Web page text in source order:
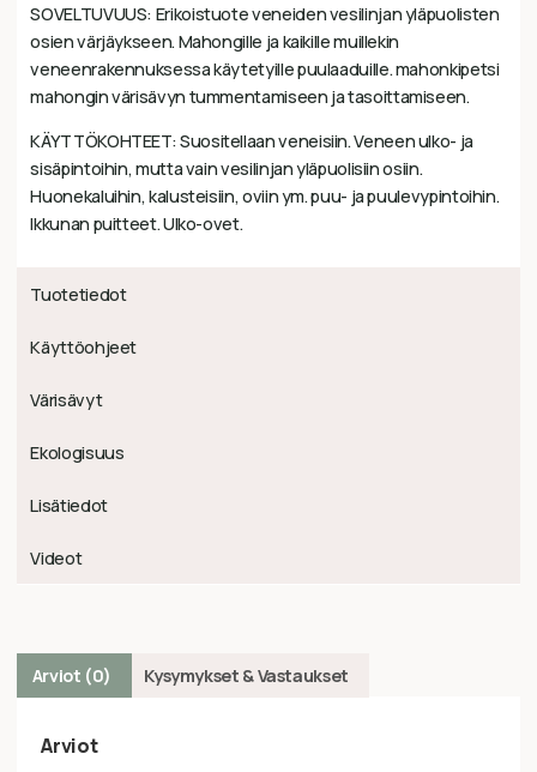
SOVELTUVUUS: Erikoistuote veneiden vesilinjan yläpuolisten
osien värjäykseen. Mahongille ja kaikille muillekin
veneenrakennuksessa käytetyille puulaaduille. mahonkipetsi
mahongin värisävyn tummentamiseen ja tasoittamiseen.
KÄYTTÖKOHTEET: Suositellaan veneisiin. Veneen ulko- ja
sisäpintoihin, mutta vain vesilinjan yläpuolisiin osiin.
Huonekaluihin, kalusteisiin, oviin ym. puu- ja puulevypintoihin.
Ikkunan puitteet. Ulko-ovet.
Tuotetiedot
Käyttöohjeet
Värisävyt
Ekologisuus
Lisätiedot
Videot
Arviot (0) Kysymykset & Vastaukset
Arviot